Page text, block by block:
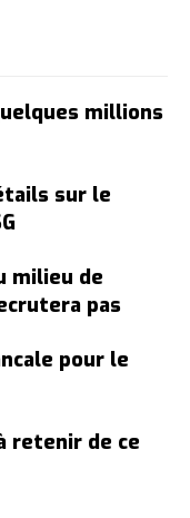
millions
sur le
milieu de
pas
pour le
retenir de ce